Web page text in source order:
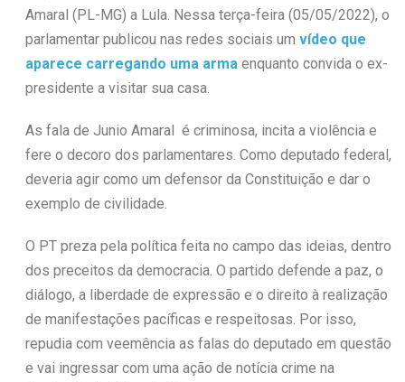
Amaral (PL-MG) a Lula. Nessa terça-feira (05/05/2022), o
parlamentar publicou nas redes sociais um vídeo que
aparece carregando uma arma enquanto convida o ex-
presidente a visitar sua casa.
As fala de Junio Amaral é criminosa, incita a violência e
fere o decoro dos parlamentares. Como deputado federal,
deveria agir como um defensor da Constituição e dar o
exemplo de civilidade.
O PT preza pela política feita no campo das ideias, dentro
dos preceitos da democracia. O partido defende a paz, o
diálogo, a liberdade de expressão e o direito à realização
de manifestações pacíficas e respeitosas. Por isso,
repudia com veemência as falas do deputado em questão
e vai ingressar com uma ação de notícia crime na